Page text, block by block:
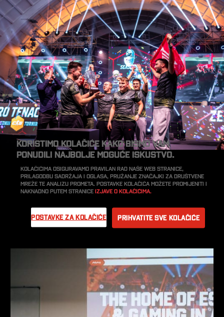
Koristimo kolačiće kako bismo vam
ponudili najbolje moguće iskustvo.
Kolačićima osiguravamo pravilan rad naše web stranice,
prilagodbu sadržaja i oglasa, pružanje značajki za društvene
mreže te analizu prometa. Postavke kolačića možete promijeniti i
naknadno putem straniceIzjave o kolačićima.
Postavke za kolačiće Prihvatite sve kolačiće